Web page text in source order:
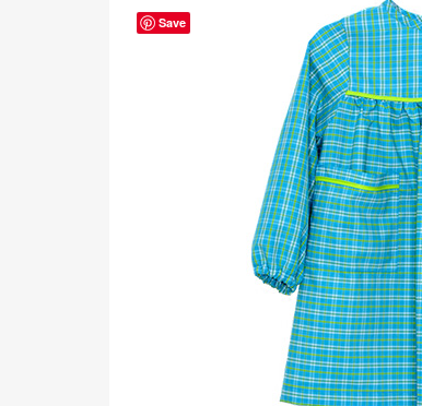
Save